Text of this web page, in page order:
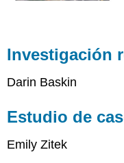
Investigación
Darin Baskin
Estudio de
Emily Zitek